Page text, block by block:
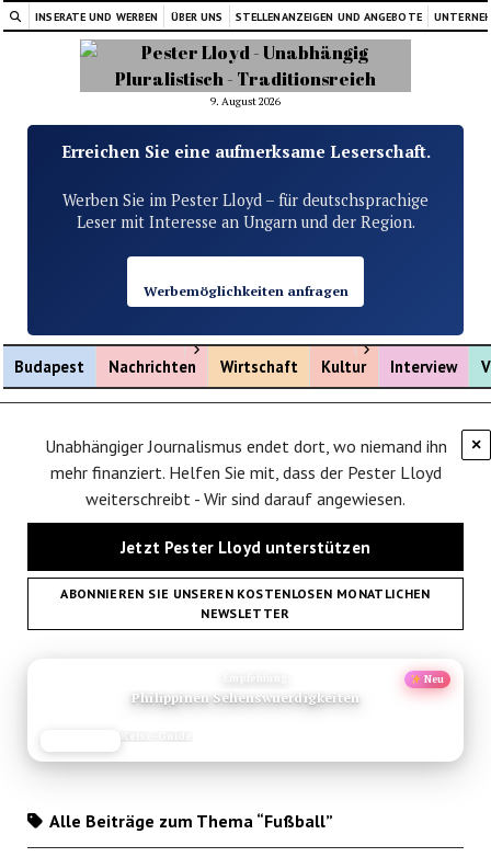
INSERATE UND WERBEN ÜBER UNS STELLENANZEIGEN UND ANGEBOTE
9. August 2026
Erreichen Sie eine aufmerksame Leserschaft.
Werben Sie im Pester Lloyd – für deutschsprachige
Leser mit Interesse an Ungarn und der Region.
Werbemöglichkeiten anfragen
Budapest Nachrichten
Menü öffnen
Wirtschaft Kultur
Menü öffnen
Interview
×
Unabhängiger Journalismus endet dort, wo niemand ihn
mehr finanziert. Helfen Sie mit, dass der Pester Lloyd
weiterschreibt - Wir sind darauf angewiesen.
Jetzt Pester Lloyd unterstützen
ABONNIEREN SIE UNSEREN KOSTENLOSEN MONATLICHEN
NEWSLETTER
Neu
Philippinen Sehenswuerdigkeiten
Reise-Guide
Alle Beiträge zum Thema “Fußball”